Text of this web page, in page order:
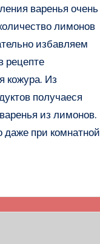
варенья очень
лимонов
избавляем
рецепте
кожура. Из
получаеся
из лимонов.
даже при комнатной